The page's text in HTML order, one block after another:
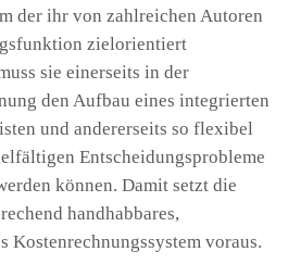
der ihr von zahlreichen Autoren
zielorientiert
sie einerseits in der
den Aufbau eines integrierten
und andererseits so flexibel
Entscheidungsprobleme
können. Damit setzt die
handhabbares,
Kostenrechnungssystem voraus.